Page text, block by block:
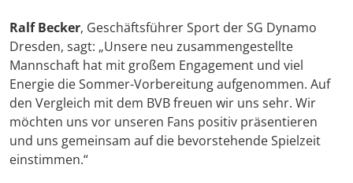
Ralf Becker, Geschäftsführer Sport der SG Dynamo
Dresden, sagt: „Unsere neu zusammengestellte
Mannschaft hat mit großem Engagement und viel
Energie die Sommer-Vorbereitung aufgenommen. Auf
den Vergleich mit dem BVB freuen wir uns sehr. Wir
möchten uns vor unseren Fans positiv präsentieren
und uns gemeinsam auf die bevorstehende Spielzeit
einstimmen.“